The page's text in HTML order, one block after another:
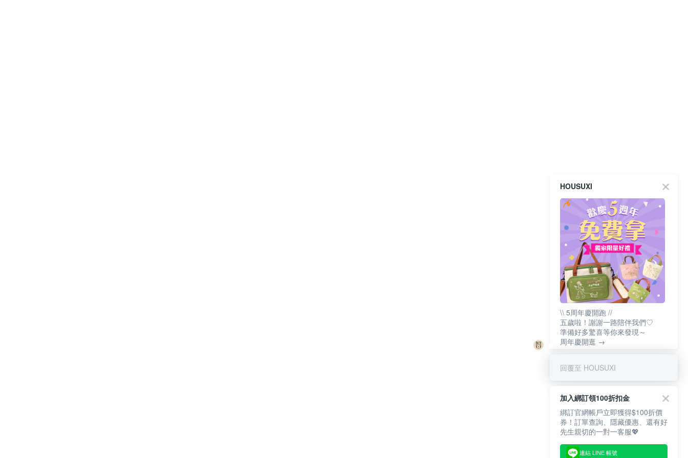
HOUSUXI
\\ 5周年慶開跑 //
五歲啦！謝謝一路陪伴我們♡
準備好多驚喜等你來發現～
周年慶開逛 →
回覆至 HOUSUXI
加入綁訂領100折扣金
綁訂官網帳戶立即獲得$100折價
券！訂單查詢、隱藏優惠、還有好
先生親切的一對一客服💖
連結 LINE 帳號